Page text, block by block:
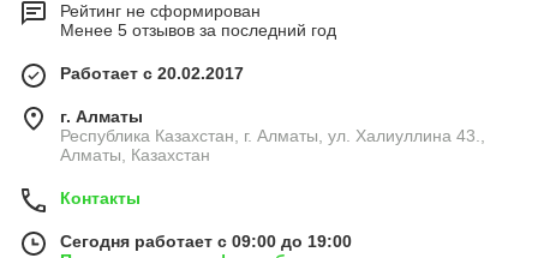
Рейтинг не сформирован
Менее 5 отзывов за последний год
Работает с 20.02.2017
г. Алматы
Республика Казахстан, г. Алматы, ул. Халиуллина 43.,
Алматы, Казахстан
Контакты
Сегодня работает с 09:00 до 19:00